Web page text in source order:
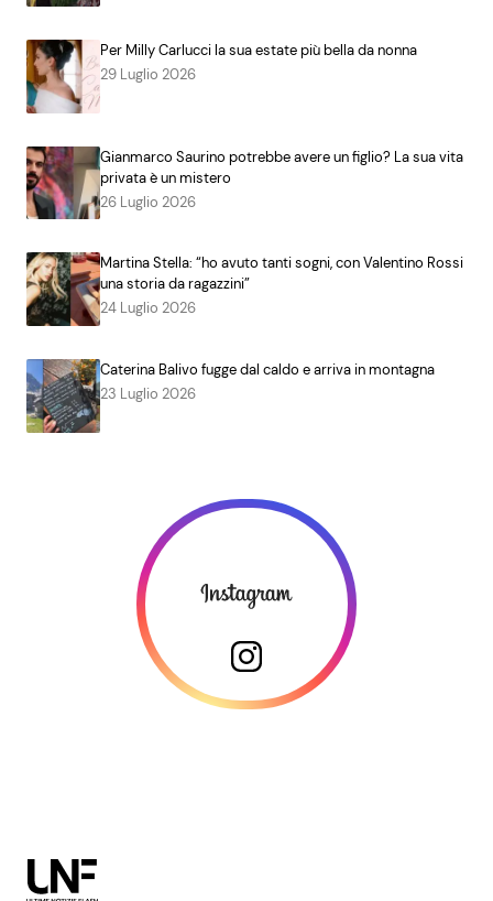
Per Milly Carlucci la sua estate più bella da nonna
29 Luglio 2026
Gianmarco Saurino potrebbe avere un figlio? La sua vita
privata è un mistero
26 Luglio 2026
Martina Stella: “ho avuto tanti sogni, con Valentino Rossi
una storia da ragazzini”
24 Luglio 2026
Caterina Balivo fugge dal caldo e arriva in montagna
23 Luglio 2026